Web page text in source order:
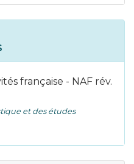
française - NAF rév.
et des études